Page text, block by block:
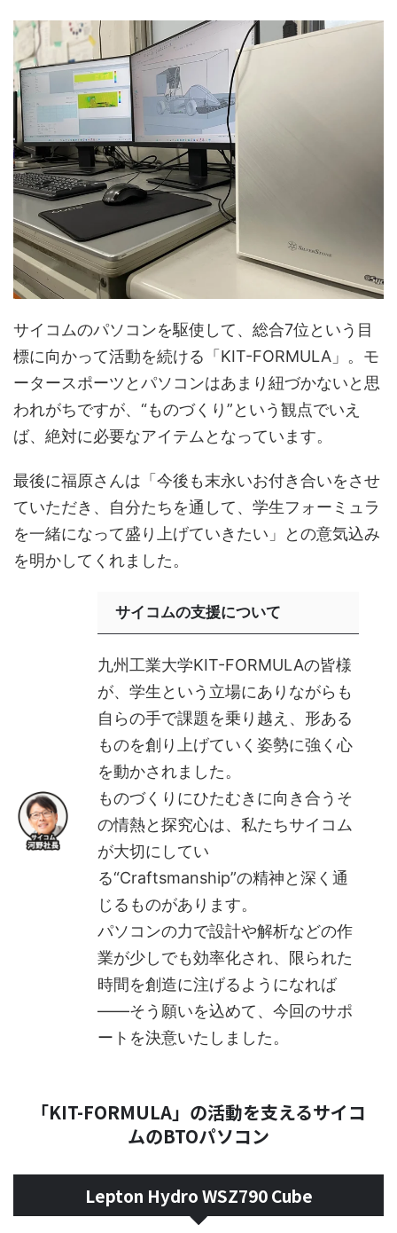
サイコムのパソコンを駆使して、総合7位という目
標に向かって活動を続ける「KIT-FORMULA」。モ
ータースポーツとパソコンはあまり紐づかないと思
われがちですが、“ものづくり”という観点でいえ
ば、絶対に必要なアイテムとなっています。
最後に福原さんは「今後も末永いお付き合いをさせ
ていただき、自分たちを通して、学生フォーミュラ
を一緒になって盛り上げていきたい」との意気込み
を明かしてくれました。
サイコムの支援について
九州工業大学KIT-FORMULAの皆様
が、学生という立場にありながらも
自らの手で課題を乗り越え、形ある
ものを創り上げていく姿勢に強く心
を動かされました。
ものづくりにひたむきに向き合うそ
の情熱と探究心は、私たちサイコム
が大切にしてい
る“Craftsmanship”の精神と深く通
じるものがあります。
パソコンの力で設計や解析などの作
業が少しでも効率化され、限られた
時間を創造に注げるようになれば
――そう願いを込めて、今回のサポ
ートを決意いたしました。
「KIT-FORMULA」の活動を支えるサイコ
ムのBTOパソコン
Lepton Hydro WSZ790 Cube